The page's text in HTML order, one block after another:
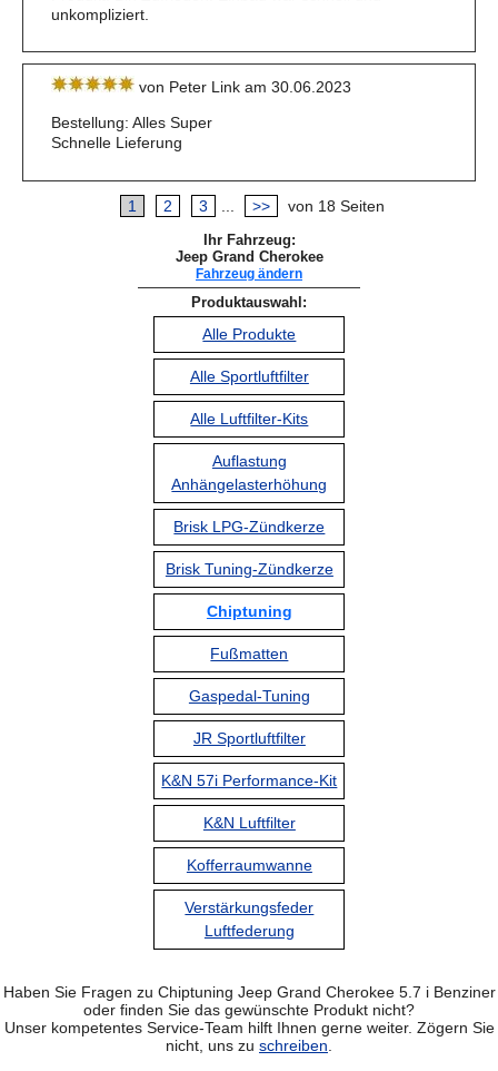
unkompliziert.
von Peter Link am 30.06.2023
Bestellung: Alles Super
Schnelle Lieferung
1 2 3 >> von 18 Seiten
Ihr Fahrzeug:
Jeep Grand Cherokee
Fahrzeug ändern
Produktauswahl:
Alle Produkte
Alle Sportluftfilter
Alle Luftfilter-Kits
Auflastung
Anhängelasterhöhung
Brisk LPG-Zündkerze
Brisk Tuning-Zündkerze
Chiptuning
Fußmatten
Gaspedal-Tuning
JR Sportluftfilter
K&N 57i Performance-Kit
K&N Luftfilter
Kofferraumwanne
Verstärkungsfeder
Luftfederung
Haben Sie Fragen zu Chiptuning Jeep Grand Cherokee 5.7 i Benziner
oder finden Sie das gewünschte Produkt nicht?
Unser kompetentes Service-Team hilft Ihnen gerne weiter. Zögern Sie
nicht, uns zu schreiben.